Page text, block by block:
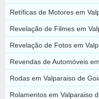
Retíficas de Motores em
Revelação de Filmes em
Revelação de Fotos em
Revendas de Automóveis
Rodas em Valparaiso de
Rolamentos em Valparaiso